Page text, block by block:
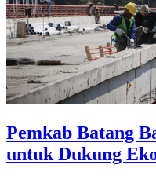
Pemkab Batang
untuk Dukung